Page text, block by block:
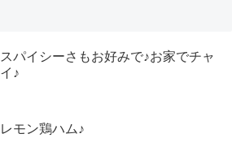
スパイシーさもお好みで♪お家でチャ
イ♪
レモン鶏ハム♪